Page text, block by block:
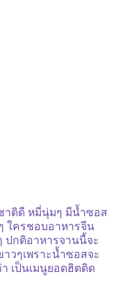
าติดี หมี่นุ่มๆ มีน้ำซอส
ใครชอบอาหารจีน
ปกติอาหารจานนี้จะ
วๆเพราะน้ำซอสจะ
เป็นเมนูยอดฮิตติด